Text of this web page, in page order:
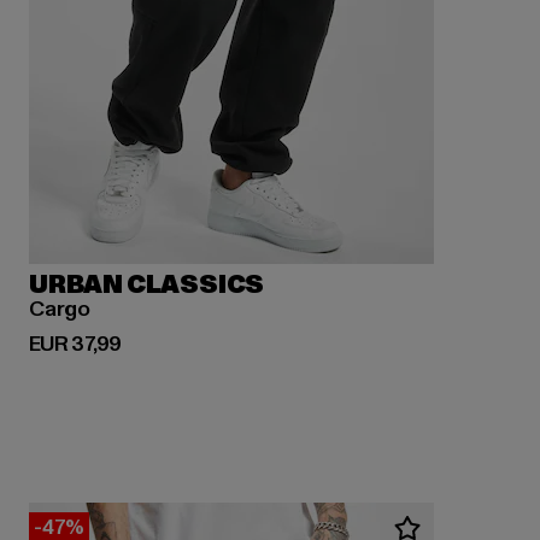
URBAN CLASSICS
Cargo
EUR 37,99
Derzeitiger Preis: EUR 37,99
-47%